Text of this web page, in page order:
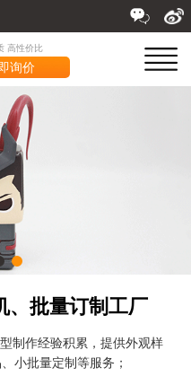
高性价比
询价
、批量订制工厂
制作经验积累，提供外观样
小批量定制等服务；